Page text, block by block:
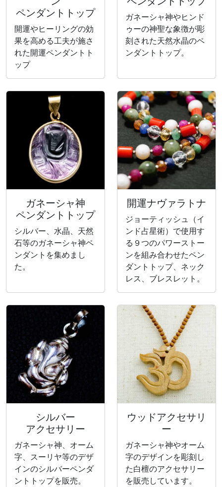
ペンダントトップ
開運やヒーリングの効
果を高める工夫が施さ
れた開運ペンダントト
ップ
ガネーシャ神やヒンド
ゥーの神聖な象徴が彫
刻された天然水晶のペ
ンダントトップ。
ガネーシャ神
ペンダントトップ
シルバー、水晶、天然
石等のガネーシャ神ペ
ンダントを集めまし
た。
開運ナヴァラトナ
ジョーティッシュ（イ
ンド占星術）で使用す
る９つのパワーストー
ンを組み合わせたペン
ダントトップ、ネック
レス、ブレスレット。
シルバー
アクセサリー
ガネーシャ神、オーム
字、スーリヤ等のデザ
インのシルバーペンダ
ントトップを販売。
ウッドアクセサリ
ー
ガネーシャ神やオーム
字のデザインを彫刻し
た白檀のアクセサリー
を販売しています。